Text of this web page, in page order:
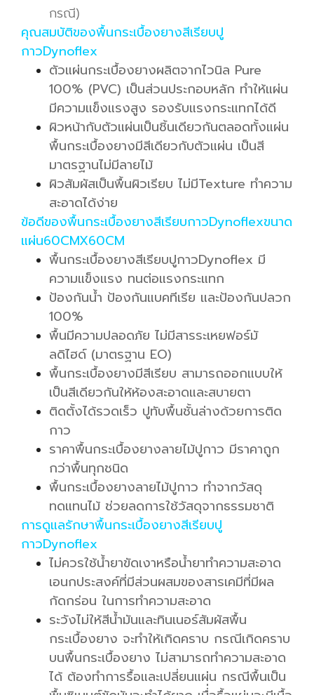
กรณี)
คุณสมบัติของพื้นกระเบื้องยางสีเรียบปู
กาวDynoflex
ตัวแผ่นกระเบื้องยางผลิตจากไวนิล Pure
100% (PVC) เป็นส่วนประกอบหลัก ทำให้แผ่น
มีความแข็งแรงสูง รองรับแรงกระแทกได้ดี
ผิวหน้ากับตัวแผ่นเป็นชิ้นเดียวกันตลอดทั้งแผ่น
พื้นกระเบื้องยางมีสีเดียวกับตัวแผ่น เป็นสี
มาตรฐานไม่มีลายไม้
ผิวสัมผัสเป็นพื้นผิวเรียบ ไม่มีTexture ทำความ
สะอาดได้ง่าย
ข้อดีของพื้นกระเบื้องยางสีเรียบกาวDynoflexขนาด
แผ่น60CMX60CM
พื้นกระเบื้องยางสีเรียบปูกาวDynoflex มี
ความแข็งแรง ทนต่อแรงกระแทก
ป้องกันน้ำ ป้องกันแบคทีเรีย และป้องกันปลวก
100%
พื้นมีความปลอดภัย ไม่มีสารระเหยฟอร์มั
ลดิไฮด์ (มาตรฐาน EO)
พื้นกระเบื้องยางมีสีเรียบ สามารถออกแบบให้
เป็นสีเดียวกันให้ห้องสะอาดและสบายตา
ติดตั้งได้รวดเร็ว ปูทับพื้นชั้นล่างด้วยการติด
กาว
ราคาพื้นกระเบื้องยางลายไม้ปูกาว มีราคาถูก
กว่าพื้นทุกชนิด
พื้นกระเบื้องยางลายไม้ปูกาว ทำจากวัสดุ
ทดแทนไม้ ช่วยลดการใช้วัสดุจากธรรมชาติ
การดูแลรักษาพื้นกระเบื้องยางสีเรียบปู
กาวDynoflex
ไม่ควรใช้น้ำยาขัดเงาหรือน้ำยาทำความสะอาด
เอนกประสงค์ที่มีส่วนผสมของสารเคมีที่มีผล
กัดกร่อน ในการทำความสะอาด
ระวังไม่ให้สีน้ำมันและทินเนอร์สัมผัสพื้น
กระเบื้องยาง จะทำให้เกิดคราบ กรณีเกิดคราบ
บนพื้นกระเบื้องยาง ไม่สามารถทำความสะอาด
ได้ ต้องทำการรื้อและเปลี่ยนแผ่น กรณีพื้นเป็น